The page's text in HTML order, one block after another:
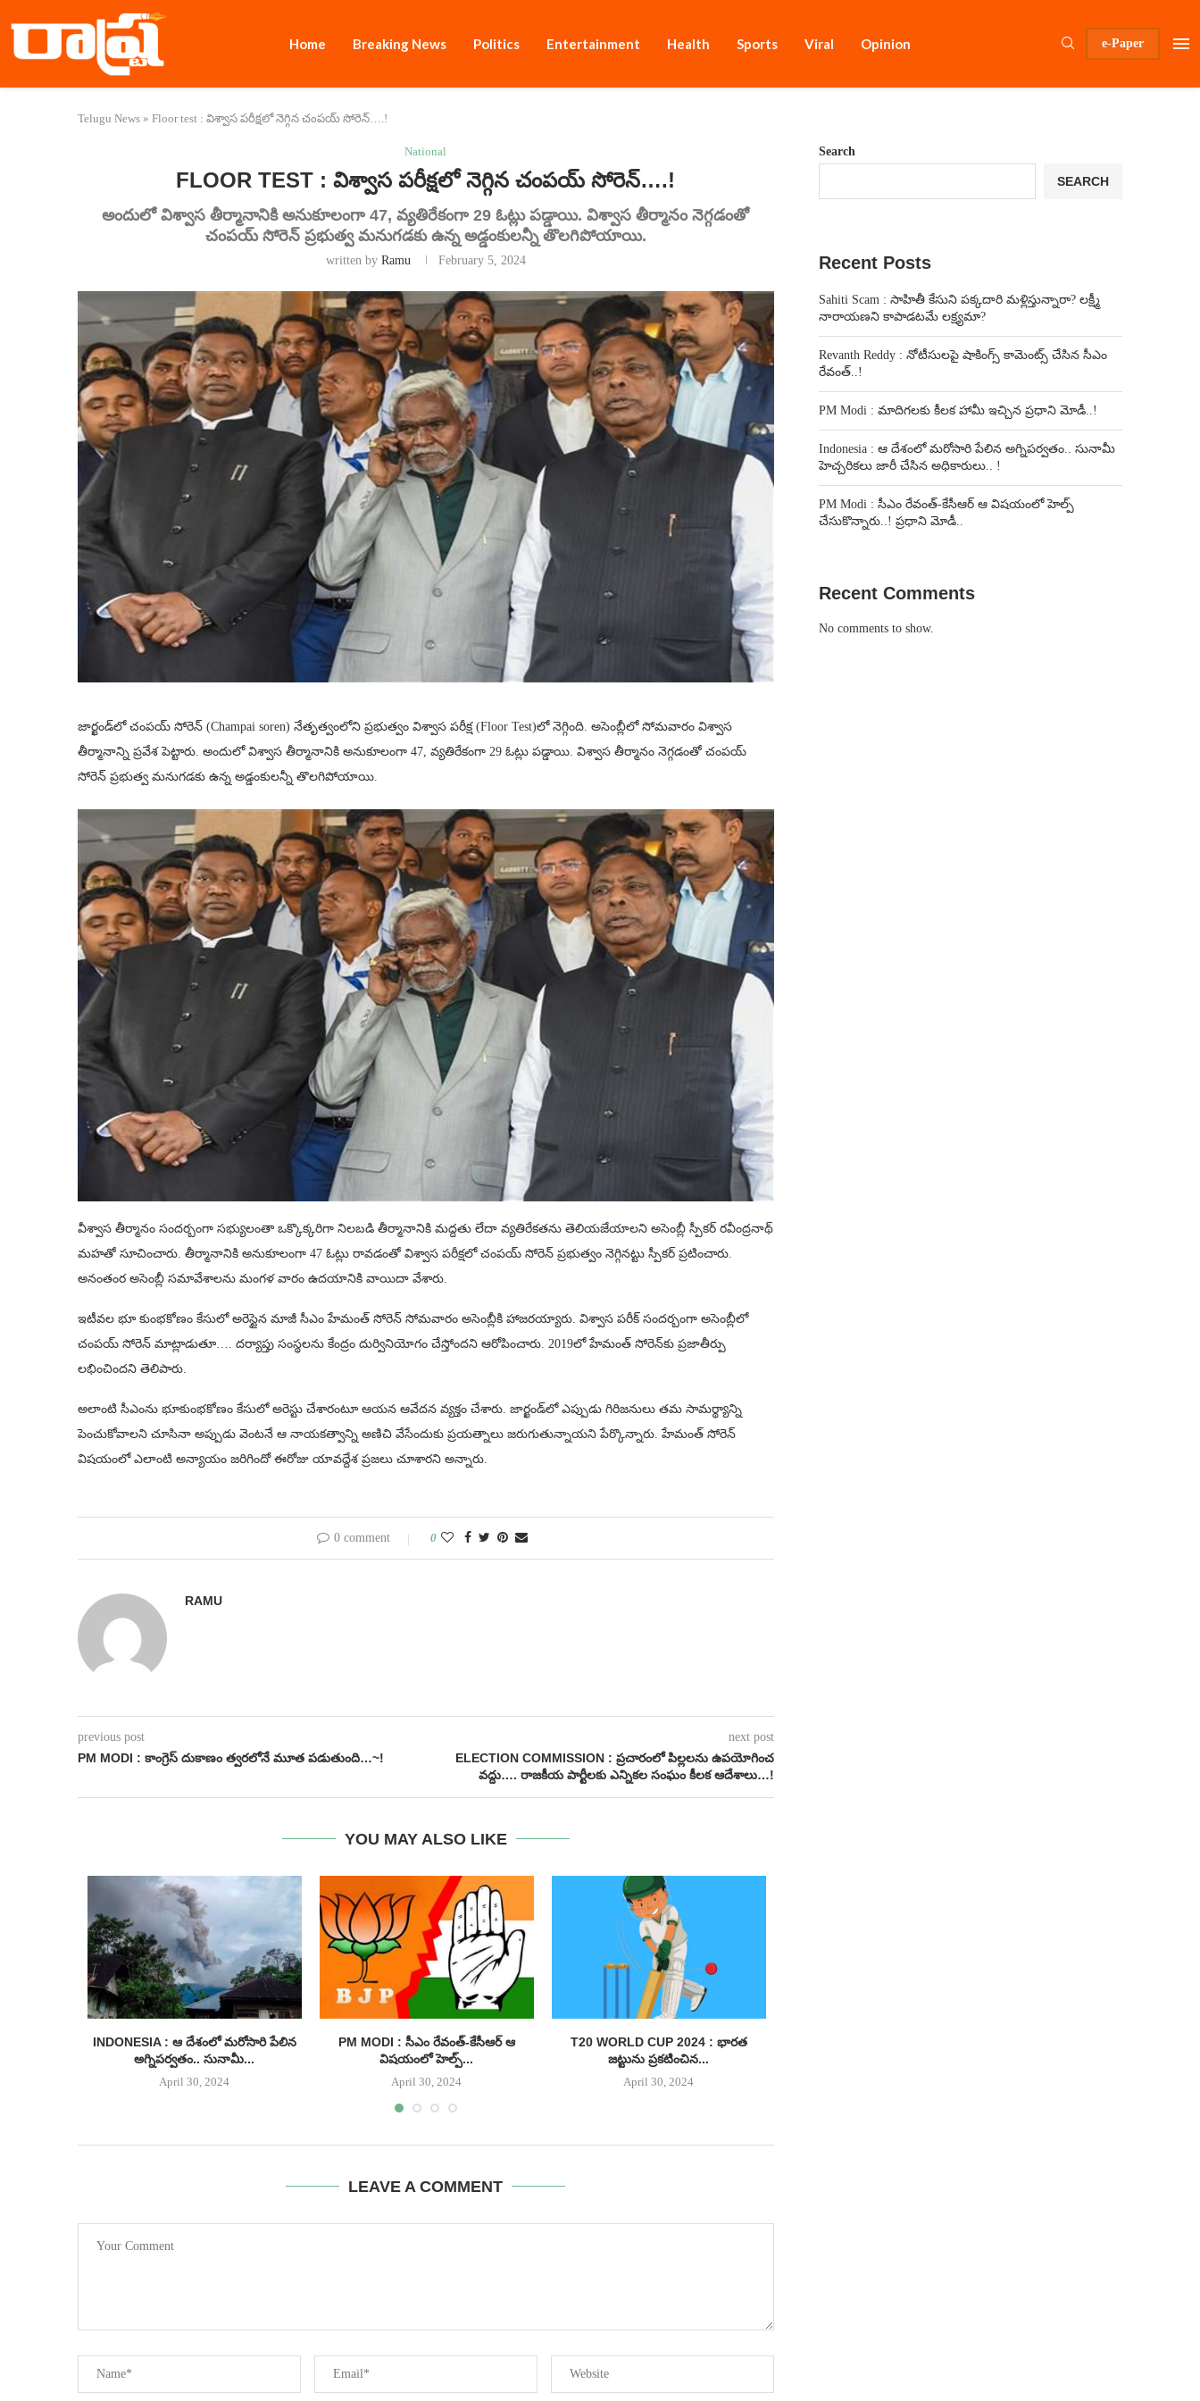
Home Breaking News Politics Entertainment Health Sports Viral Opinion e-Paper
Telugu News » Floor test : విశ్వాస పరీక్షలో నెగ్గిన చంపయ్ సోరెన్….!
National
FLOOR TEST : విశ్వాస పరీక్షలో నెగ్గిన చంపయ్ సోరెన్….!
అందులో విశ్వాస తీర్మానానికి అనుకూలంగా 47, వ్యతిరేకంగా 29 ఓట్లు పడ్డాయి. విశ్వాస తీర్మానం నెగ్గడంతో
చంపయ్ సోరెన్ ప్రభుత్వ మనుగడకు ఉన్న అడ్డంకులన్నీ తొలగిపోయాయి.
written by Ramu February 5, 2024
జార్ఖండ్‌లో చంపయ్ సోరెన్ (Champai soren) నేతృత్వంలోని ప్రభుత్వం విశ్వాస పరీక్ష (Floor Test)లో నెగ్గింది. అసెంబ్లీలో సోమవారం విశ్వాస
తీర్మానాన్ని ప్రవేశ పెట్టారు. అందులో విశ్వాస తీర్మానానికి అనుకూలంగా 47, వ్యతిరేకంగా 29 ఓట్లు పడ్డాయి. విశ్వాస తీర్మానం నెగ్గడంతో చంపయ్
సోరెన్ ప్రభుత్వ మనుగడకు ఉన్న అడ్డంకులన్నీ తొలగిపోయాయి.
వీశ్వాస తీర్మానం సందర్బంగా సభ్యులంతా ఒక్కొక్కరిగా నిలబడి తీర్మానానికి మద్దతు లేదా వ్యతిరేకతను తెలియజేయాలని అసెంబ్లీ స్పీకర్ రవీంద్రనాథ్
మహతో సూచించారు. తీర్మానానికి అనుకూలంగా 47 ఓట్లు రావడంతో విశ్వాస పరీక్షలో చంపయ్ సోరెన్ ప్రభుత్వం నెగ్గినట్టు స్పీకర్ ప్రటించారు.
అనంతంర అసెంబ్లీ సమావేశాలను మంగళ వారం ఉదయానికి వాయిదా వేశారు.
ఇటీవల భూ కుంభకోణం కేసులో అరెస్టైన మాజీ సీఎం హేమంత్ సోరెన్ సోమవారం అసెంబ్లీకి హాజరయ్యారు. విశ్వాస పరీక్ సందర్బంగా అసెంబ్లీలో
చంపయ్ సోరెన్ మాట్లాడుతూ…. దర్యాప్తు సంస్థలను కేంద్రం దుర్వినియోగం చేస్తోందని ఆరోపించారు. 2019లో హేమంత్ సోరెన్‌కు ప్రజాతీర్పు
లభించిందని తెలిపారు.
అలాంటి సీఎంను భూకుంభకోణం కేసులో అరెస్టు చేశారంటూ ఆయన ఆవేదన వ్యక్తం చేశారు. జార్ఖండ్‌లో ఎప్పుడు గిరిజనులు తమ సామర్థ్యాన్ని
పెంచుకోవాలని చూసినా అప్పుడు వెంటనే ఆ నాయకత్వాన్ని అణిచి వేసేందుకు ప్రయత్నాలు జరుగుతున్నాయని పేర్కొన్నారు. హేమంత్ సోరెన్
విషయంలో ఎలాంటి అన్యాయం జరిగిందో ఈరోజు యావద్దేశ ప్రజలు చూశారని అన్నారు.
0 comment 0
RAMU
previous post
PM MODI : కాంగ్రెస్ దుకాణం త్వరలోనే మూత పడుతుంది…~!
next post
ELECTION COMMISSION : ప్రచారంలో పిల్లలను ఉపయోగించ
వద్దు…. రాజకీయ పార్టీలకు ఎన్నికల సంఘం కీలక ఆదేశాలు…!
YOU MAY ALSO LIKE
INDONESIA : ఆ దేశంలో మరోసారి పేలిన
అగ్నిపర్వతం.. సునామీ...
April 30, 2024
PM MODI : సీఎం రేవంత్-కేసీఆర్ ఆ
విషయంలో హెల్ప్...
April 30, 2024
T20 WORLD CUP 2024 : భారత
జట్టును ప్రకటించిన...
April 30, 2024
LEAVE A COMMENT
Search
SEARCH
Recent Posts
Sahiti Scam : సాహితీ కేసుని పక్కదారి మళ్లిస్తున్నారా? లక్ష్మీ
నారాయణని కాపాడటమే లక్ష్యమా?
Revanth Reddy : నోటీసులపై షాకింగ్స్ కామెంట్స్ చేసిన సీఎం
రేవంత్..!
PM Modi : మాదిగలకు కీలక హామీ ఇచ్చిన ప్రధాని మోడీ..!
Indonesia : ఆ దేశంలో మరోసారి పేలిన అగ్నిపర్వతం.. సునామీ
హెచ్చరికలు జారీ చేసిన అధికారులు.. !
PM Modi : సీఎం రేవంత్-కేసీఆర్ ఆ విషయంలో హెల్ప్
చేసుకొన్నారు..! ప్రధాని మోడీ..
Recent Comments
No comments to show.